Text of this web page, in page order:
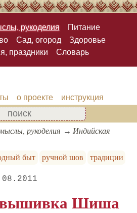
рукоделия
Питание
Сад, огород
Здоровье
праздники
Словарь
о проекте инструкция
рукоделия
Индийская
быт ручной шов традиции
вышивка Шиша